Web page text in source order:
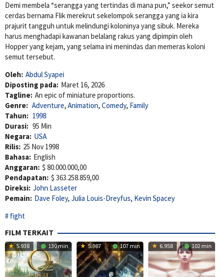
Demi membela “serangga yang tertindas di mana pun,” seekor semut
cerdas bernama Flik merekrut sekelompok serangga yang ia kira
prajurit tangguh untuk melindungi koloninya yang sibuk. Mereka
harus menghadapi kawanan belalang rakus yang dipimpin oleh
Hopper yang kejam, yang selama ini menindas dan memeras koloni
semut tersebut.
Oleh: Abdul Syapei
Diposting pada: Maret 16, 2026
Tagline: An epic of miniature proportions.
Genre: Adventure, Animation, Comedy, Family
Tahun: 1998
Durasi: 95 Min
Negara: USA
Rilis: 25 Nov 1998
Bahasa: English
Anggaran: $ 80.000.000,00
Pendapatan: $ 363.258.859,00
Direksi: John Lasseter
Pemain: Dave Foley, Julia Louis-Dreyfus, Kevin Spacey
fight
FILM TERKAIT
5.938 130 min 5.987 107 min 6.958 102 min